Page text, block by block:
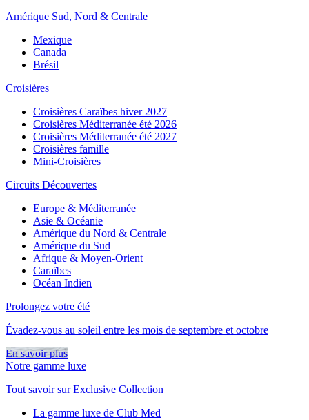
Amérique Sud, Nord & Centrale
Mexique
Canada
Brésil
Croisières
Croisières Caraïbes hiver 2027
Croisières Méditerranée été 2026
Croisières Méditerranée été 2027
Croisières famille
Mini-Croisières
Circuits Découvertes
Europe & Méditerranée
Asie & Océanie
Amérique du Nord & Centrale
Amérique du Sud
Afrique & Moyen-Orient
Caraïbes
Océan Indien
Prolongez votre été
Évadez-vous au soleil entre les mois de septembre et octobre
En savoir plus
Notre gamme luxe
Tout savoir sur Exclusive Collection
La gamme luxe de Club Med